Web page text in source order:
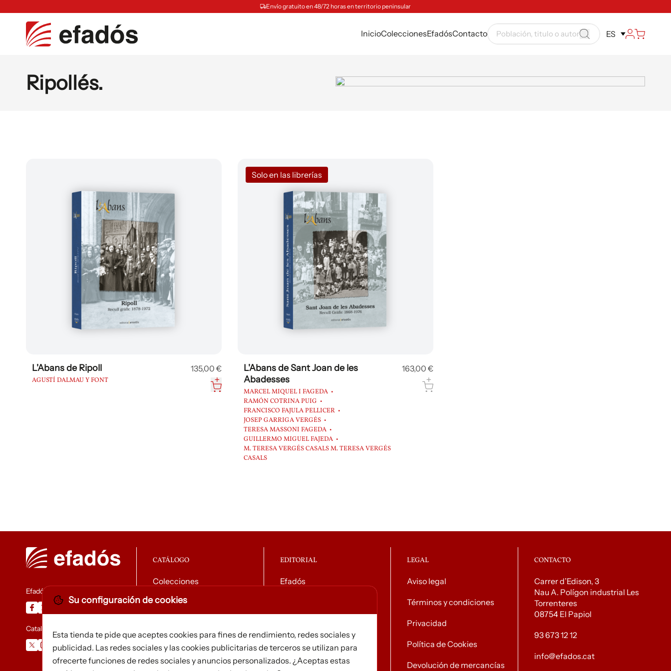
Envío gratuito en 48/72 horas en territorio peninsular
InicioColeccionesEfadósContacto ES
Ripollés.
L'Abans de Ripoll
AGUSTÍ DALMAU Y FONT
135,00 €
Solo en las librerías
L'Abans de Sant Joan de les
Abadesses
MARCEL MIQUEL I FAGEDA
RAMÓN COTRINA PUIG
FRANCISCO FAJULA PELLICER
JOSEP GARRIGA VERGÉS
TERESA MASSONI FAGEDA
GUILLERMO MIGUEL FAJEDA
M. TERESA VERGÉS CASALS M. TERESA VERGÉS
CASALS
163,00 €
Efadós
Catalunya Desapareguda
CATÁLOGO
Colecciones
Descargar catálogo general
EDITORIAL
Efadós
Noticias
LEGAL
Aviso legal
Términos y condiciones
Privacidad
Política de Cookies
Devolución de mercancías
CONTACTO
Carrer d’Edison, 3
Nau A. Polígon industrial Les
Torrenteres
08754 El Papiol
93 673 12 12
info@efados.cat
Su configuración de cookies
Esta tienda te pide que aceptes cookies para fines de rendimiento, redes sociales y
publicidad. Las redes sociales y las cookies publicitarias de terceros se utilizan para
ofrecerte funciones de redes sociales y anuncios personalizados. ¿Aceptas estas